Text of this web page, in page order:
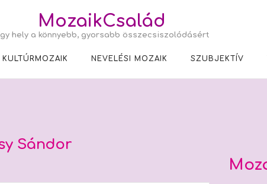
MozaikCsalád
hely a könnyebb, gyorsabb összecsiszolódásért
KULTÚRMOZAIK NEVELÉSI MOZAIK SZUBJEKTÍV
Sándor